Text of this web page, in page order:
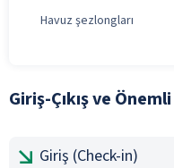
Havuz şezlongları
Giriş-Çıkış ve
Giriş (Check-in)